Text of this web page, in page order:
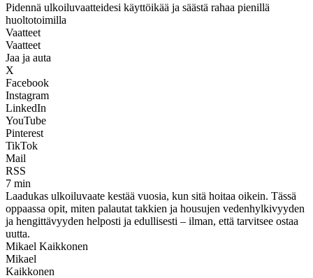
Pidennä ulkoiluvaatteidesi käyttöikää ja säästä rahaa pienillä
huoltotoimilla
Vaatteet
Vaatteet
Jaa ja auta
X
Facebook
Instagram
LinkedIn
YouTube
Pinterest
TikTok
Mail
RSS
7 min
Laadukas ulkoiluvaate kestää vuosia, kun sitä hoitaa oikein. Tässä
oppaassa opit, miten palautat takkien ja housujen vedenhylkivyyden
ja hengittävyyden helposti ja edullisesti – ilman, että tarvitsee ostaa
uutta.
Mikael Kaikkonen
Mikael
Kaikkonen